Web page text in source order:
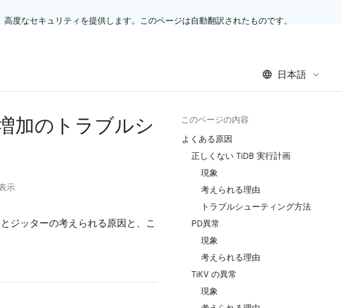
度なセキュリティを提供します。このページは自動翻訳されたものです。
日本語
加のトラブルシ
示
ジッターの考えられる原因と、こ
このページの内容
よくある原因
正しくない TiDB 実行計画
現象
考えられる理由
トラブルシューティング方法
PD異常
現象
考えられる理由
TiKV の異常
現象